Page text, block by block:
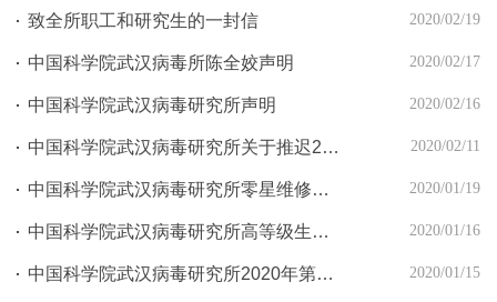
致全所职工和研究生的一封信 2020/02/19
中国科学院武汉病毒所陈全姣声明 2020/02/17
中国科学院武汉病毒研究所声明 2020/02/16
中国科学院武汉病毒研究所关于推迟2020年度中国科学院武汉国家生物安全实验室高端用户培育项目申请时间的通知 2020/02/11
中国科学院武汉病毒研究所零星维修服务商遴选项目中标公告 2020/01/19
中国科学院武汉病毒研究所高等级生物安全实验室智能化监控机器人项目招标公告 2020/01/16
中国科学院武汉病毒研究所2020年第一批报废固定资产回收处置项目成交结果公告 2020/01/15